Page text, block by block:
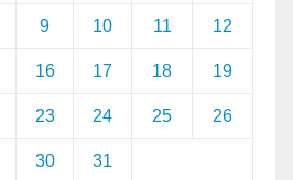
9 10 11 12
16 17 18 19
23 24 25 26
30 31